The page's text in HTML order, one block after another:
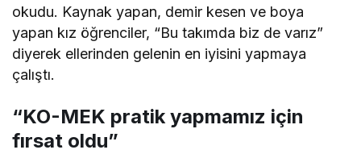
okudu. Kaynak yapan, demir kesen ve boya
yapan kız öğrenciler, “Bu takımda biz de varız”
diyerek ellerinden gelenin en iyisini yapmaya
çalıştı.
“KO-MEK pratik yapmamız için
fırsat oldu”